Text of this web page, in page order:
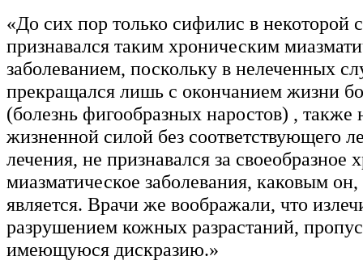
«До сих пор только сифилис в некоторой
признавался таким хроническим
заболеванием, поскольку в нелеченных
прекращался лишь с окончанием жизни
(болезнь фигообразных наростов) , также
жизненной силой без соответствующего
лечения, не признавался за своеобразное
миазматическое заболевания, каковым
является. Врачи же воображали, что
разрушением кожных разрастаний,
имеющуюся дискразию.»